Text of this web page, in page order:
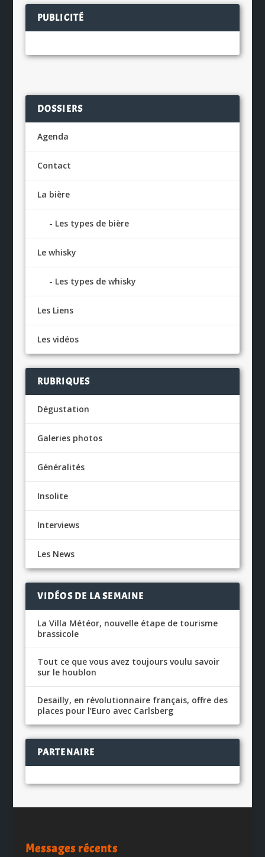
PUBLICITÉ
DOSSIERS
Agenda
Contact
La bière
Les types de bière
Le whisky
Les types de whisky
Les Liens
Les vidéos
RUBRIQUES
Dégustation
Galeries photos
Généralités
Insolite
Interviews
Les News
VIDÉOS DE LA SEMAINE
La Villa Météor, nouvelle étape de tourisme
brassicole
Tout ce que vous avez toujours voulu savoir
sur le houblon
Desailly, en révolutionnaire français, offre des
places pour l’Euro avec Carlsberg
PARTENAIRE
Messages récents